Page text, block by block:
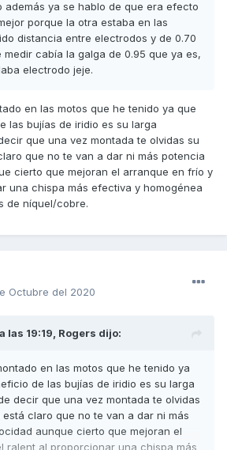
además ya se hablo de que era efecto
porque la otra estaba en las
distancia entre electrodos y de 0.70
medir cabía la galga de 0.95 que ya es,
electrodo jeje.
en las motos que he tenido ya que
las bujías de iridio es su larga
que una vez montada te olvidas su
que no te van a dar ni más potencia
cierto que mejoran el arranque en frío y
una chispa más efectiva y homogénea
de níquel/cobre.
Octubre del 2020
las 19:19, Rogers dijo:
en las motos que he tenido ya
de las bujías de iridio es su larga
decir que una vez montada te olvidas
claro que no te van a dar ni más
aunque cierto que mejoran el
ralent al proporcionar una chispa más